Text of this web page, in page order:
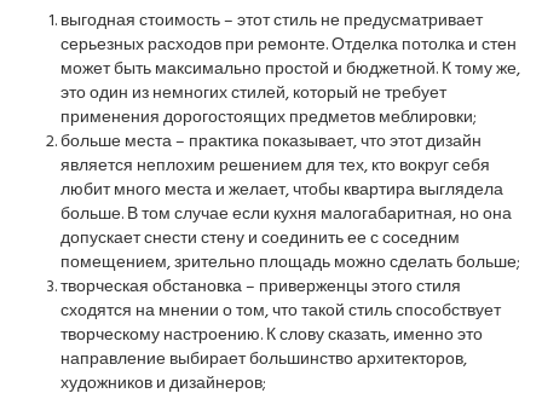
выгодная стоимость – этот стиль не предусматривает
серьезных расходов при ремонте. Отделка потолка и стен
может быть максимально простой и бюджетной. К тому же,
это один из немногих стилей, который не требует
применения дорогостоящих предметов меблировки;
больше места – практика показывает, что этот дизайн
является неплохим решением для тех, кто вокруг себя
любит много места и желает, чтобы квартира выглядела
больше. В том случае если кухня малогабаритная, но она
допускает снести стену и соединить ее с соседним
помещением, зрительно площадь можно сделать больше;
творческая обстановка – приверженцы этого стиля
сходятся на мнении о том, что такой стиль способствует
творческому настроению. К слову сказать, именно это
направление выбирает большинство архитекторов,
художников и дизайнеров;